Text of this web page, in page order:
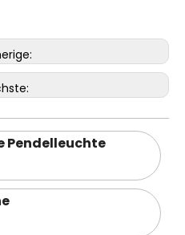
Pendelleuchte